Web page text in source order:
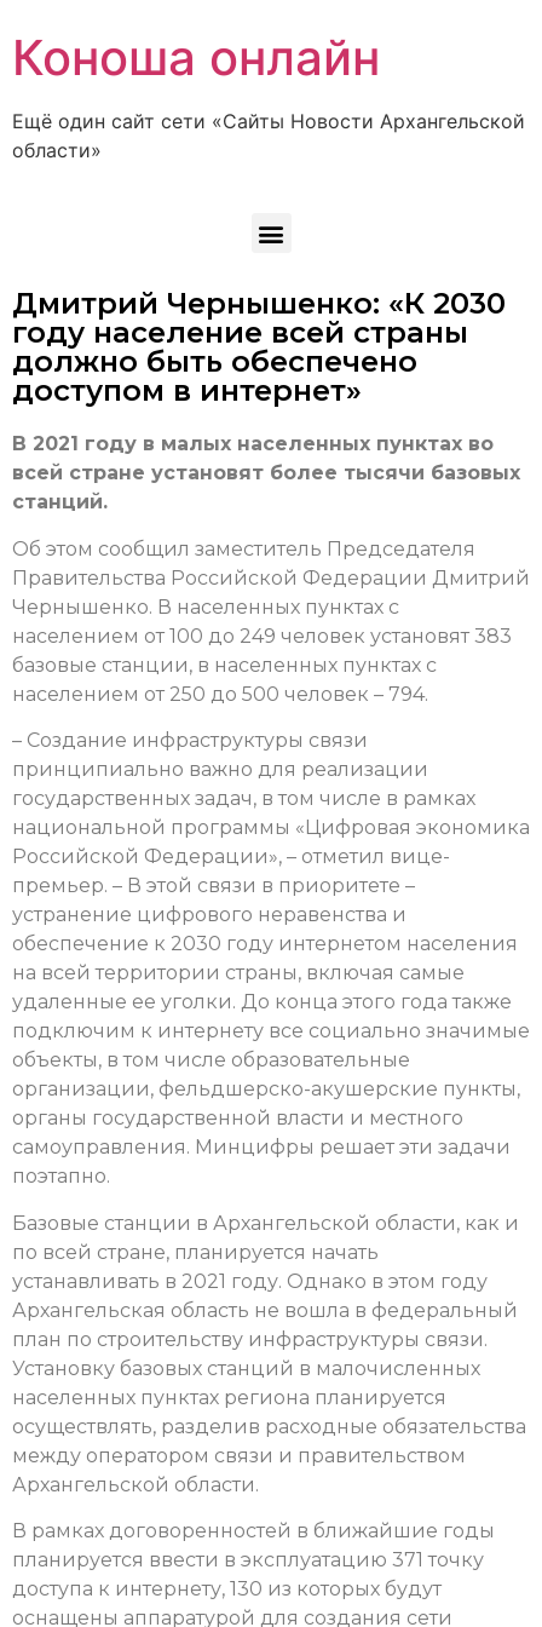
Коноша онлайн
Ещё один сайт сети «Сайты Новости Архангельской
области»
Дмитрий Чернышенко: «К 2030
году население всей страны
должно быть обеспечено
доступом в интернет»
В 2021 году в малых населенных пунктах во
всей стране установят более тысячи базовых
станций.
Об этом сообщил заместитель Председателя
Правительства Российской Федерации Дмитрий
Чернышенко. В населенных пунктах с
населением от 100 до 249 человек установят 383
базовые станции, в населенных пунктах с
населением от 250 до 500 человек – 794.
– Создание инфраструктуры связи
принципиально важно для реализации
государственных задач, в том числе в рамках
национальной программы «Цифровая экономика
Российской Федерации», – отметил вице-
премьер. – В этой связи в приоритете –
устранение цифрового неравенства и
обеспечение к 2030 году интернетом населения
на всей территории страны, включая самые
удаленные ее уголки. До конца этого года также
подключим к интернету все социально значимые
объекты, в том числе образовательные
организации, фельдшерско-акушерские пункты,
органы государственной власти и местного
самоуправления. Минцифры решает эти задачи
поэтапно.
Базовые станции в Архангельской области, как и
по всей стране, планируется начать
устанавливать в 2021 году. Однако в этом году
Архангельская область не вошла в федеральный
план по строительству инфраструктуры связи.
Установку базовых станций в малочисленных
населенных пунктах региона планируется
осуществлять, разделив расходные обязательства
между оператором связи и правительством
Архангельской области.
В рамках договоренностей в ближайшие годы
планируется ввести в эксплуатацию 371 точку
доступа к интернету, 130 из которых будут
оснащены аппаратурой для создания сети